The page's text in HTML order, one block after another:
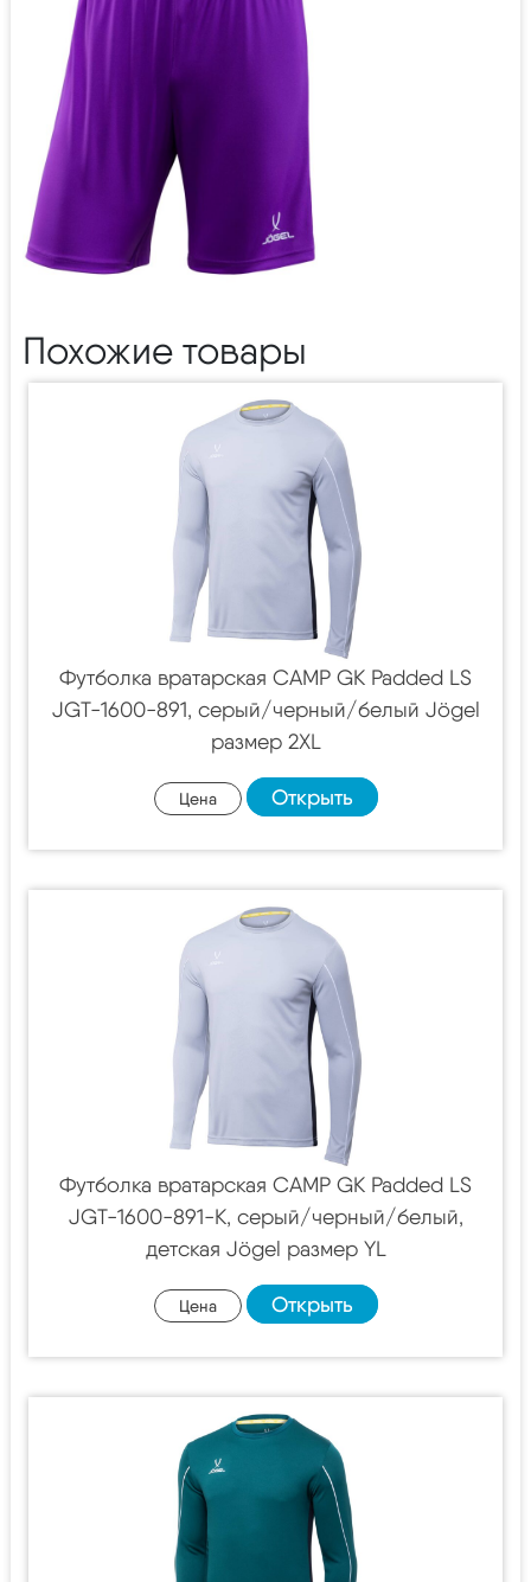
Похожие товары
Футболка вратарская CAMP GK Padded LS
JGT-1600-891, серый/черный/белый Jögel
размер 2XL
Цена Открыть
Футболка вратарская CAMP GK Padded LS
JGT-1600-891-K, серый/черный/белый,
детская Jögel размер YL
Цена Открыть